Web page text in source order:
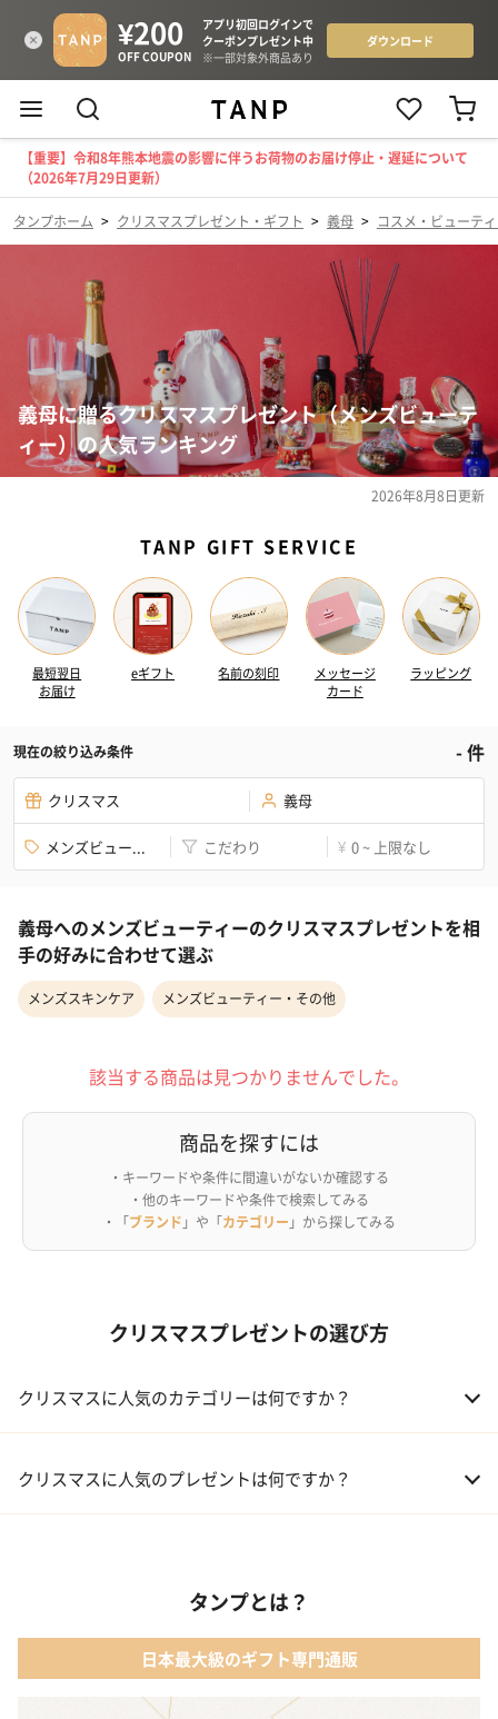
【重要】令和8年熊本地震の影響に伴うお荷物のお届け停止・遅延について
（2026年7月29日更新）
タンプホーム > クリスマスプレゼント・ギフト > 義母 > コスメ・ビューテ
義母に贈るクリスマスプレゼント（メンズビューテ
ィー）の人気ランキング
2026年8月8日更新
TANP GIFT SERVICE
最短翌日
お届け
eギフト 名前の刻印
メッセージ
カード
ラッピング
現在の絞り込み条件 -件
クリスマス 義母
メンズビュー... こだわり ¥ 0 ~ 上限なし
義母へのメンズビューティーのクリスマスプレゼントを相
手の好みに合わせて選ぶ
メンズスキンケア メンズビューティー・その他
該当する商品は見つかりませんでした。
商品を探すには
・キーワードや条件に間違いがないか確認する
・他のキーワードや条件で検索してみる
・「ブランド 」や「カテゴリー 」から探してみる
クリスマスプレゼントの選び方
クリスマスに人気のカテゴリーは何ですか？
02 ファッション小物
04 メイクアップ
05 入浴剤・バスケア
クリスマスに人気のプレゼントは何ですか？
03 【名入れギフト】フラワーティントリップ［日本限定ピンクゴ
ールドパッケージ］
タンプとは？
日本最大級のギフト専門通販